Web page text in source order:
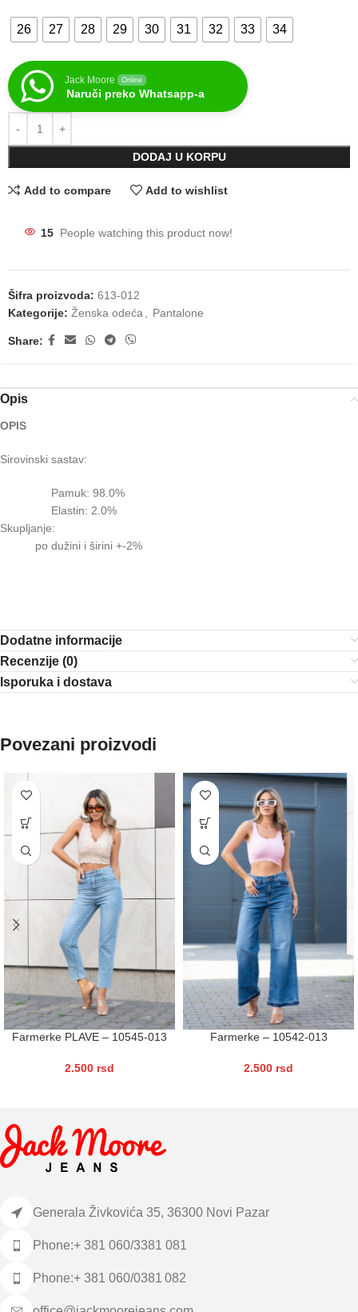
26 27 28 29 30 31 32 33 34
Jack Moore Online
Naruči preko Whatsapp-a
DODAJ U KORPU
Add to compare Add to wishlist
15 People watching this product now!
Šifra proizvoda: 613-012
Kategorije: Ženska odeća Pantalone
Share:
Opis
OPIS
Sirovinski sastav:
Pamuk: 98.0%
Elastin: 2.0%
Skupljanje:
po dužini i širini +-2%
Dodatne informacije
Recenzije (0)
Isporuka i dostava
Povezani proizvodi
Farmerke PLAVE – 10545-013
2.500 rsd
Farmerke – 10542-013
2.500 rsd
Generala Živkovića 35, 36300 Novi Pazar
Phone:+ 381 060/3381 081
Phone:+ 381 060/0381 082